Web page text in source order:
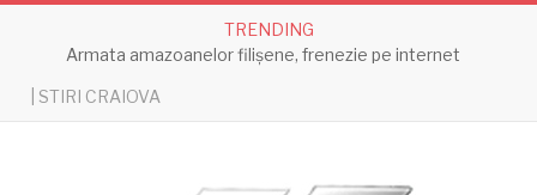
TRENDING
Armata amazoanelor filișene, frenezie pe internet
| STIRI CRAIOVA